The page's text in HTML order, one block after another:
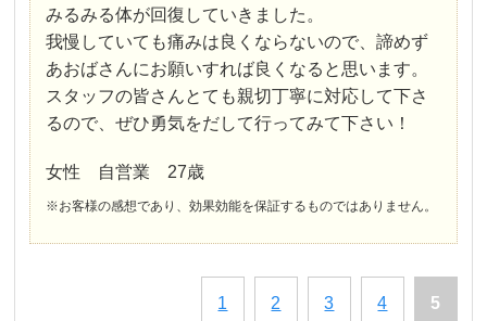
みるみる体が回復していきました。
我慢していても痛みは良くならないので、諦めず
あおばさんにお願いすれば良くなると思います。
スタッフの皆さんとても親切丁寧に対応して下さ
るので、ぜひ勇気をだして行ってみて下さい！
女性 自営業 27歳
※お客様の感想であり、効果効能を保証するものではありません。
1 2 3 4 5